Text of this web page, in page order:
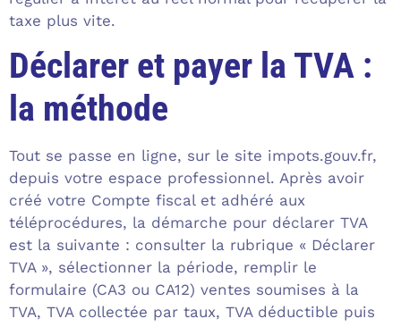
taxe plus vite.
Déclarer et payer la TVA :
la méthode
Tout se passe en ligne, sur le site impots.gouv.fr,
depuis votre espace professionnel. Après avoir
créé votre Compte fiscal et adhéré aux
téléprocédures, la démarche pour déclarer TVA
est la suivante : consulter la rubrique « Déclarer
TVA », sélectionner la période, remplir le
formulaire (CA3 ou CA12) ventes soumises à la
TVA, TVA collectée par taux, TVA déductible puis